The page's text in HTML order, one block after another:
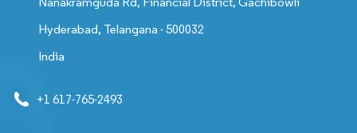
Hyderabad, Telangana - 500032
India
+1 617-765-2493